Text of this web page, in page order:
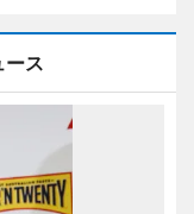
ース